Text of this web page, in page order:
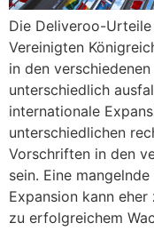
Die Deliveroo-
Vereinigten
in den
unterschiedlich
internationale
unterschiedlichen
Vorschriften in den
sein. Eine
Expansion kann
zu erfolgreichem